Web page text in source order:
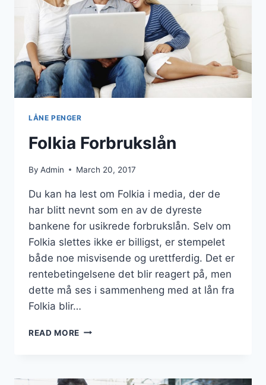
LÅNE PENGER
Folkia Forbrukslån
By Admin March 20, 2017
Du kan ha lest om Folkia i media, der de
har blitt nevnt som en av de dyreste
bankene for usikrede forbrukslån. Selv om
Folkia slettes ikke er billigst, er stempelet
både noe misvisende og urettferdig. Det er
rentebetingelsene det blir reagert på, men
dette må ses i sammenheng med at lån fra
Folkia blir…
READ MORE FOLKIA